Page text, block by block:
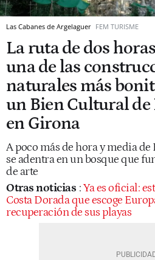
Las Cabanes de Argelaguer FEM TURISME
La ruta de dos
una de las
naturales más
un Bien Cultural
en Girona
A poco más de hora y media
se adentra en un bosque que
de arte
Otras noticias :Ya es oficial:
Costa Dorada que escoge
recuperación de sus playas